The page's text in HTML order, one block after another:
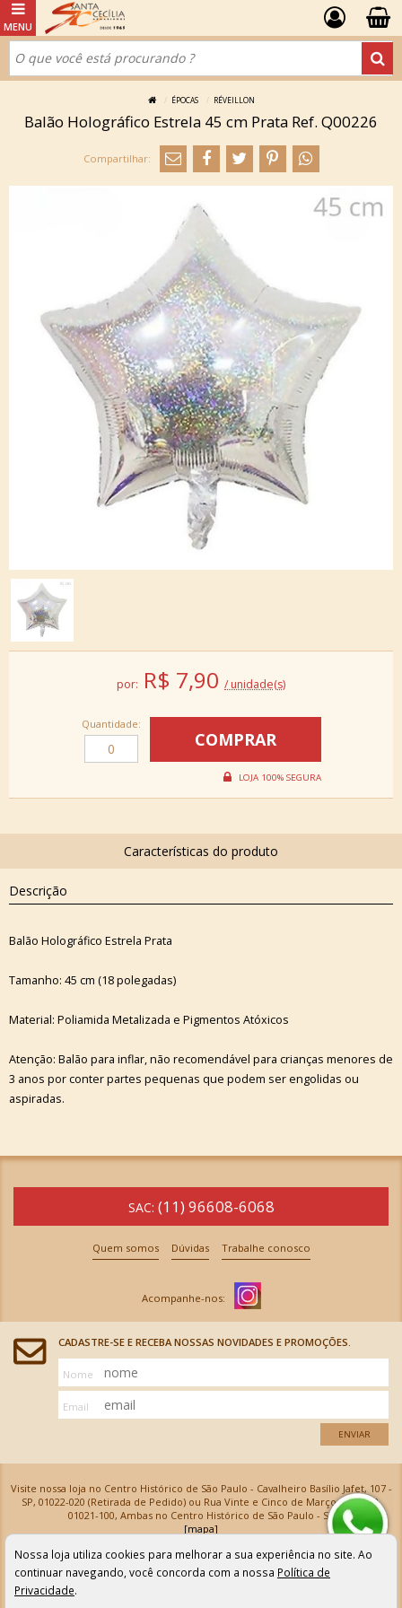
ÉPOCAS RÉVEILLON
Balão Holográfico Estrela 45 cm Prata Ref. Q00226
por: R$ 7,90 / unidade(s)
Quantidade:
Descrição
Balão Holográfico Estrela Prata
Tamanho: 45 cm (18 polegadas)
Material: Poliamida Metalizada e Pigmentos Atóxicos
Atenção: Balão para inflar, não recomendável para crianças menores de
3 anos por conter partes pequenas que podem ser engolidas ou
aspiradas.
SAC: (11) 96608-6068
Quem somos Dúvidas Trabalhe conosco
CADASTRE-SE E RECEBA NOSSAS NOVIDADES E PROMOÇÕES.
Nome
Email
ENVIAR
Visite nossa loja no Centro Histórico de São Paulo - Cavalheiro Basílio Jafet, 107 -
SP, 01022-020 (Retirada de Pedido) ou Rua Vinte e Cinco de Março, 576 - SP,
01021-100, Ambas no Centro Histórico de São Paulo - SP
[mapa]
Armarinhos Santa Cecília Ltda | CNPJ: 61.069.639/0001-18
Os preços e as condições de pagamento apresentadas na loja virtual não valem para nossa loja física e
podem sofrer alterações sem aviso prévio. Vendas com cartão de crédito sujeitas a análise e
confirmação de dados.
Nossa loja utiliza cookies para melhorar a sua experiência no site. Ao
continuar navegando, você concorda com a nossa Política de
Privacidade.